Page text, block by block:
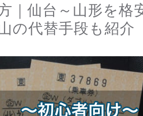
｜仙台～山形を格
の代替手段も紹介